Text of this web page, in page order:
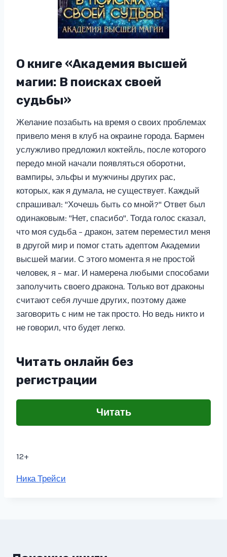
О книге «Академия высшей
магии: В поисках своей
судьбы»
Желание позабыть на время о своих проблемах
привело меня в клуб на окраине города. Бармен
услужливо предложил коктейль, после которого
передо мной начали появляться оборотни,
вампиры, эльфы и мужчины других рас,
которых, как я думала, не существует. Каждый
спрашивал: "Хочешь быть со мной?" Ответ был
одинаковым: "Нет, спасибо". Тогда голос сказал,
что моя судьба – дракон, затем переместил меня
в другой мир и помог стать адептом Академии
высшей магии. С этого момента я не простой
человек, я – маг. И намерена любыми способами
заполучить своего дракона. Только вот драконы
считают себя лучше других, поэтому даже
заговорить с ним не так просто. Но ведь никто и
не говорил, что будет легко.
Читать онлайн без
регистрации
Читать
12+
Метки
Ника Трейси